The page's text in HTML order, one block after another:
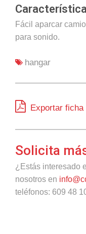
Fácil aparcar
para sonido.
hangar
Exportar ficha
Solicita
¿Estás interesado
nosotros en
teléfonos: 609 48